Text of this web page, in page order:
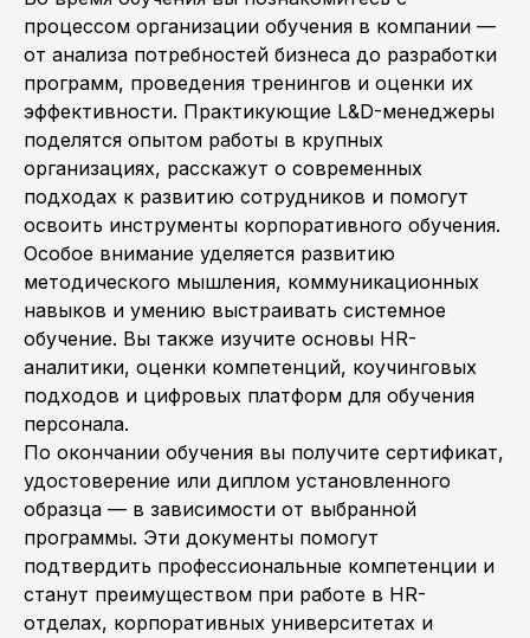
процессом организации обучения в компании —
от анализа потребностей бизнеса до разработки
программ, проведения тренингов и оценки их
эффективности. Практикующие L&D-менеджеры
поделятся опытом работы в крупных
организациях, расскажут о современных
подходах к развитию сотрудников и помогут
освоить инструменты корпоративного обучения.
Особое внимание уделяется развитию
методического мышления, коммуникационных
навыков и умению выстраивать системное
обучение. Вы также изучите основы HR-
аналитики, оценки компетенций, коучинговых
подходов и цифровых платформ для обучения
персонала.
По окончании обучения вы получите сертификат,
удостоверение или диплом установленного
образца — в зависимости от выбранной
программы. Эти документы помогут
подтвердить профессиональные компетенции и
станут преимуществом при работе в HR-
отделах, корпоративных университетах и